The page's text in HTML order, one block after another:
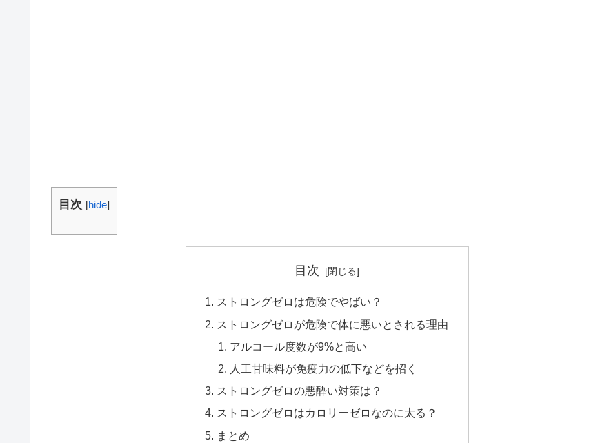
目次 [hide]
目次
ストロングゼロは危険でやばい？
ストロングゼロが危険で体に悪いとされる理由
アルコール度数が9%と高い
人工甘味料が免疫力の低下などを招く
ストロングゼロの悪酔い対策は？
ストロングゼロはカロリーゼロなのに太る？
まとめ